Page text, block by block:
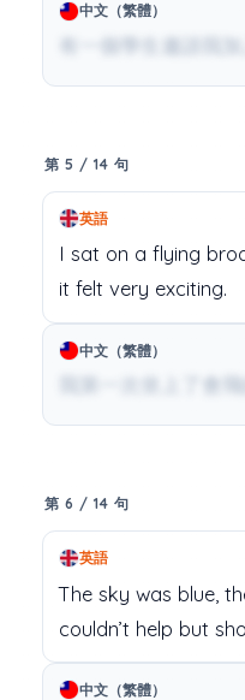
中文（繁體）
有一個學生邀請我
第 5 / 14 句
英語
I sat on a flying
it felt very exciting.
中文（繁體）
我第一次坐上了會
第 6 / 14 句
英語
The sky was blue,
couldn’t help but
中文（繁體）